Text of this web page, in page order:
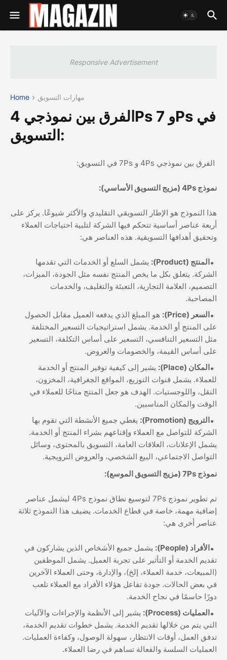
Responsive Advertisement
Home مهارات التسويق
الفرق بين نموذجي 4Ps و 7Ps في
التسويق:
الفرق بين نموذجي 4Ps و 7Ps في التسويق:
نموذج 4Ps (مزيج التسويق الأساسي):
هذا النموذج هو الإطار التسويقي التقليدي والأكثر شيوعًا. يركز على
أربعة عناصر أساسية تتحكم فيها الشركة لتلبية احتياجات العملاء
وتحقيق أهدافها التسويقية. هذه العناصر هي:
المنتج (Product):
يشمل السلع أو الخدمات التي تقدمها
الشركة. يتعلق بكل ما يخص المنتج نفسه مثل الجودة، الميزات،
التصميم، العلامة التجارية، التعبئة والتغليف، والخدمات
المصاحبة.
السعر (Price):
هو المبلغ الذي يدفعه العميل مقابل الحصول
على المنتج أو الخدمة. يشمل استراتيجيات التسعير المختلفة
مثل التسعير التنافسي، التسعير على أساس التكلفة، التسعير
على أساس القيمة، والخصومات والعروض.
المكان (Place):
يشير إلى كيفية توفير المنتج أو الخدمة
للعملاء. يشمل قنوات التوزيع، المواقع الجغرافية، المخزون،
النقل، واللوجستيات. الهدف هو جعل المنتج متاحًا للعملاء في
الوقت والمكان المناسبين.
الترويج (Promotion):
يغطي جميع الأنشطة التي تقوم بها
الشركة للتواصل مع العملاء وإقناعهم بشراء المنتج أو الخدمة.
يشمل الإعلانات، العلاقات العامة، التسويق بالمحتوى، وسائل
التواصل الاجتماعي، البيع الشخصي، والعروض الترويجية.
نموذج 7Ps (مزيج التسويق الموسع):
تم تطوير نموذج 7Ps لتوسيع نطاق نموذج 4Ps ليشمل عناصر
إضافية مهمة، خاصة في قطاع الخدمات. يضيف هذا النموذج ثلاثة
عناصر أخرى هي:
الأفراد (People):
يشمل جميع الأشخاص الذين يشاركون في
تقديم الخدمة أو التأثير على تجربة العميل. يشمل الموظفين
(المبيعات، خدمة العملاء، إلخ)، والإدارة، وحتى العملاء الآخرين
في بعض الحالات. جودة تفاعل هؤلاء الأفراد مع العملاء تلعب
دورًا حاسمًا في نجاح الخدمة.
العمليات (Process):
يشير إلى الأنظمة والإجراءات والآليات
التي يتم من خلالها تقديم الخدمة. يشمل خطوات تقديم الخدمة،
تدفق العمل، أوقات الانتظار، سهولة الوصول، وكفاءة العمليات.
العمليات السلسة والفعالة تساهم في رضا العملاء.